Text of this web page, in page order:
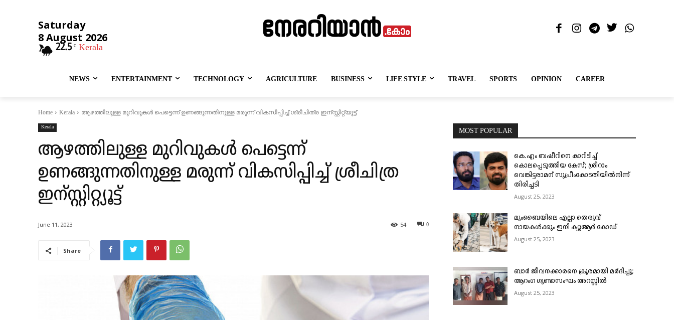
Saturday
8 August 2026
22.5 C Kerala
NEWS ENTERTAINMENT TECHNOLOGY AGRICULTURE BUSINESS LIFE STYLE TRAVEL SPORTS OPINION CAREER
Home Kerala ആഴത്തിലുള്ള മുറിവുകള്‍ പെട്ടെന്ന് ഉണങ്ങുന്നതിനുള്ള മരുന്ന് വികസിപ്പിച്ച് ശ്രീചിത്ര ഇന്സ്റ്റിറ്റ്യൂട്ട്
Kerala
ആഴത്തിലുള്ള മുറിവുകള്‍ പെട്ടെന്ന്
ഉണങ്ങുന്നതിനുള്ള മരുന്ന് വികസിപ്പിച്ച് ശ്രീചിത്ര
ഇന്സ്റ്റിറ്റ്യൂട്ട്
June 11, 2023 0
54
Share
MOST POPULAR
കെ.എം ബഷീറിനെ കാറിടിച്ച്
കൊലപ്പെടുത്തിയ കേസ്; ശ്രീറാം
വെങ്കിട്ടരാമന് സുപ്രീംകോടതിയിൽനിന്ന്
തിരിച്ചടി
August 25, 2023
മുംബൈയിലെ എല്ലാ തെരുവ്
നായകൾക്കും ഇനി ക്യുആർ കോഡ്
August 25, 2023
ബാർ ജീവനക്കാരനെ ക്രൂരമായി മർദിച്ചു;
ആറംഗ ഗുണ്ടാസംഘം അറസ്റ്റിൽ
August 25, 2023